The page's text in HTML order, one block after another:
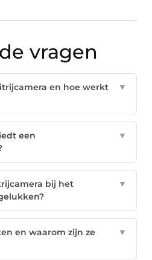
vragen
en hoe werkt
▼
een
▼
bij het
▼
en waarom zijn ze
▼